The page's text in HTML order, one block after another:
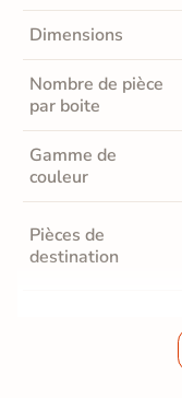
Dimensions
Nombre de pièce
par boite
Gamme de
couleur
Pièces de
destination